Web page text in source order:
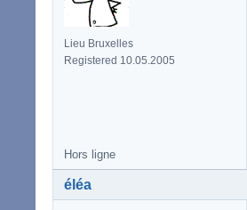
Lieu Bruxelles
Registered 10.05.2005
Hors ligne
éléa